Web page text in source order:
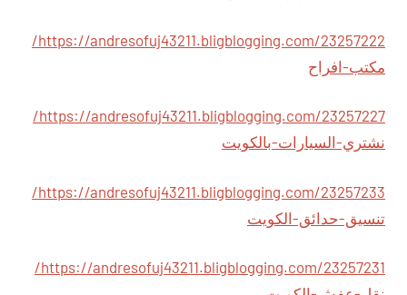
https://andresofuj43211.bligblogging.com/23257222/
مكتب-افراح
https://andresofuj43211.bligblogging.com/23257227/
نشتري-السيارات-بالكويت
https://andresofuj43211.bligblogging.com/23257233/
تنسيق-حدائق-الكويت
https://andresofuj43211.bligblogging.com/23257231/